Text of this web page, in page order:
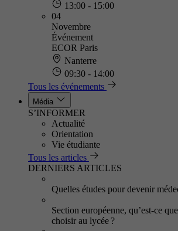
13:00 - 15:00
04
Novembre
Événement
ECOR Paris
Nanterre
09:30 - 14:00
Tous les événements
Média
S’INFORMER
Actualité
Orientation
Vie étudiante
Tous les articles
DERNIERS ARTICLES
Quelles études pour devenir
Section européenne, qu’est-ce
choisir au lycée ?